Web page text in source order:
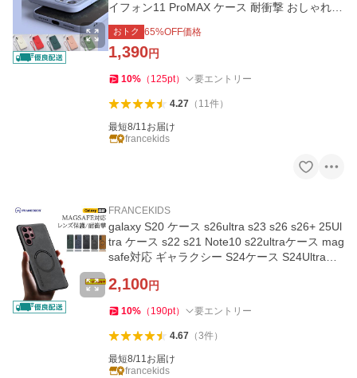
イフォン11 ProMAX ケース 耐衝撃 おしゃれ iP
honeケース スマホケース
おトク 65%OFF価格
1,390円
10% （ 125pt） 要エントリー
4.27（ 11件）
最短8/11お届け
francekids
FRANCEKIDS
galaxy S20 ケース s26ultra s23 s26 s26+ 25Ul
tra ケース s22 s21 Note10 s22ultraケース mag
safe対応 ギャラクシー S24ケース S24Ultraケ
2,100円
10% （ 190pt） 要エントリー
4.67（3件）
最短8/11お届け
francekids